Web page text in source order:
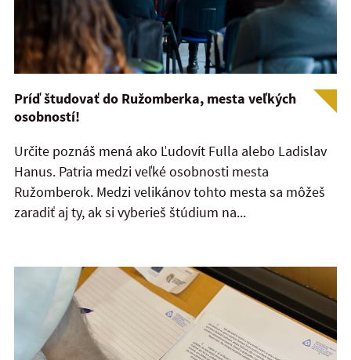
Príď študovať do Ružomberka, mesta veľkých
osobností!
Určite poznáš mená ako Ľudovít Fulla alebo Ladislav
Hanus. Patria medzi veľké osobnosti mesta
Ružomberok. Medzi velikánov tohto mesta sa môžeš
zaradiť aj ty, ak si vyberieš štúdium na...